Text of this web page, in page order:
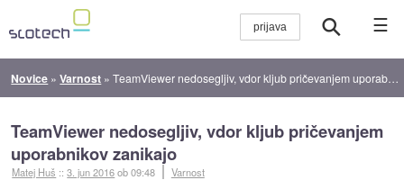
☰
Novice »Varnost »TeamViewer nedosegljiv, vdor kljub pričevanjem uporabnikov zanikajo
TeamViewer nedosegljiv, vdor kljub pričevanjem
uporabnikov zanikajo
Matej Huš ::3. jun 2016ob 09:48 Varnost